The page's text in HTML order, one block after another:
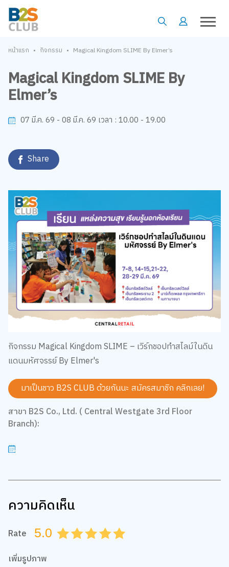
หน้าแรก • กิจกรรม • Magical Kingdom SLIME By Elmer’s
Magical Kingdom SLIME By
Elmer’s
07 มี.ค. 69 - 08 มี.ค. 69 เวลา : 10.00 - 19.00
Share
กิจกรรม Magical Kingdom SLIME – เวิร์กชอปทำสไลม์ในดิน
แดนมหัศจรรย์ By Elmer's
มาเป็นชาว B2S CLUB ด้วยกันนะ สมัครสมาชิก คลิกเลย!
สาขา B2S Co., Ltd. ( Central Westgate 3rd Floor
Branch):
ความคิดเห็น
Rate 5.0 4.5
4.0
3.5
3.0
2.5
2.0
1.5
1.0
0.5
เพิ่มรูปภาพ